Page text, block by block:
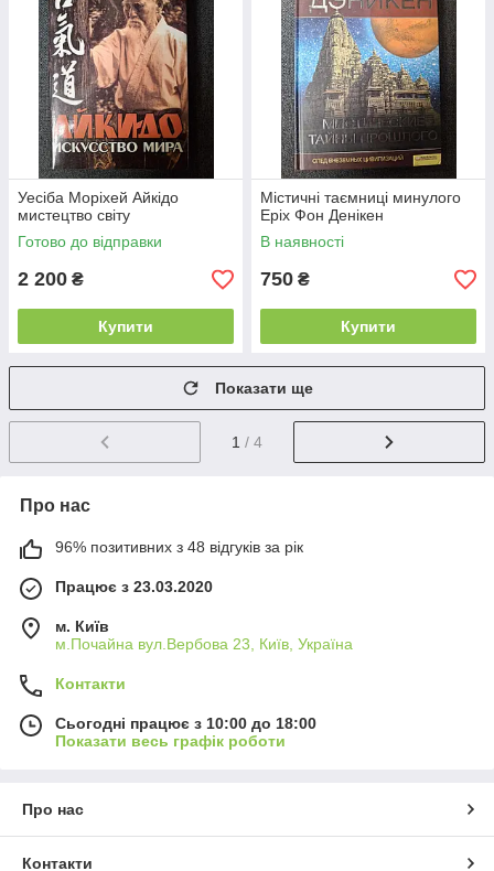
Уесіба Моріхей Айкідо
мистецтво світу
Готово до відправки
2 200 ₴
Купити
Містичні таємниці минулого
Еріх Фон Денікен
В наявності
750 ₴
Купити
Показати ще
1 / 4
Про нас
96% позитивних з 48 відгуків за рік
Працює з 23.03.2020
м. Київ
м.Почайна вул.Вербова 23, Київ, Україна
Контакти
Сьогодні працює з 10:00 до 18:00
Показати весь графік роботи
Про нас
Контакти